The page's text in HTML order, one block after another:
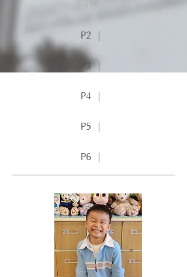
P2 ｜
P3 ｜
P4 ｜
P5 ｜
P6 ｜